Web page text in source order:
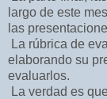
largo de este
las
La rúbrica de
elaborando su
evaluarlos.
La verdad es